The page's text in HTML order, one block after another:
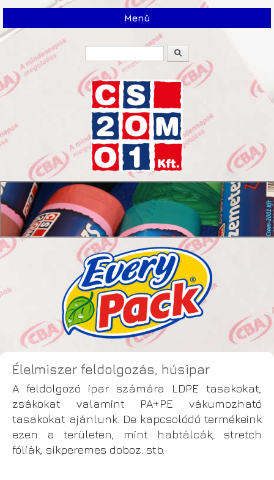
Menü
Keresés űrlap
Élelmiszer feldolgozás, húsipar
A feldolgozó ipar számára LDPE tasakokat,
zsákokat valamint PA+PE vákumozható
tasakokat ajánlunk. De kapcsolódó termékeink
ezen a területen, mint habtálcák, stretch
fóliák, síkperemes doboz. stb.